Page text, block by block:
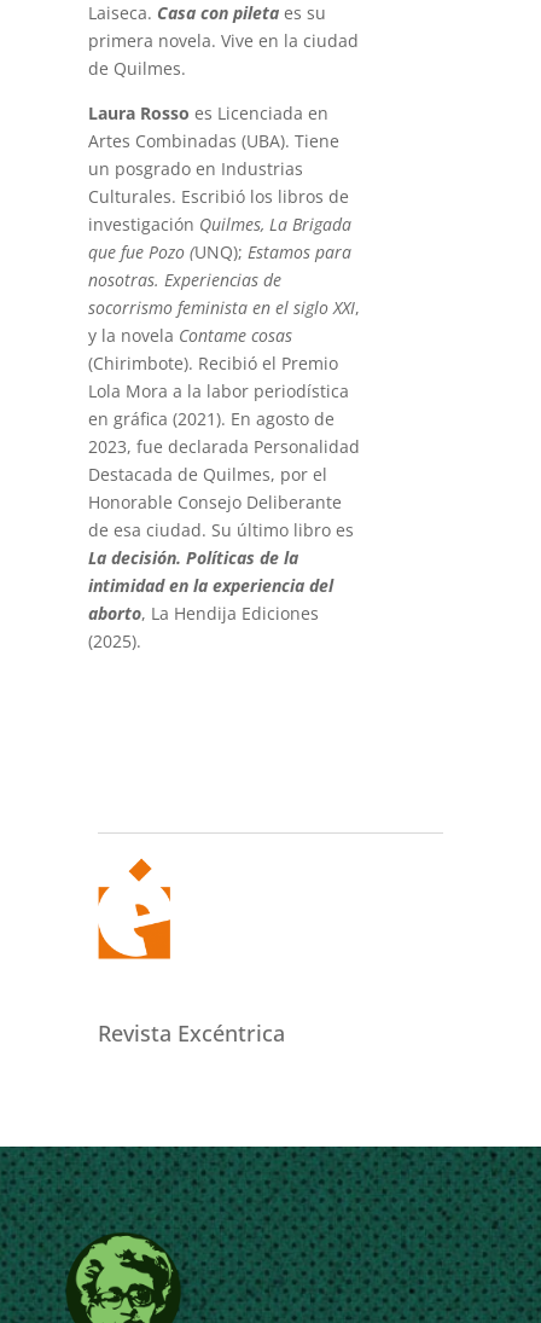
Laiseca. Casa con pileta es su
primera novela. Vive en la ciudad
de Quilmes.
Laura Rosso es Licenciada en
Artes Combinadas (UBA). Tiene
un posgrado en Industrias
Culturales. Escribió los libros de
investigación Quilmes, La Brigada
que fue Pozo (UNQ);Estamos para
nosotras. Experiencias de
socorrismo feminista en el siglo XXI,
y la novela Contame cosas
(Chirimbote). Recibió el Premio
Lola Mora a la labor periodística
en gráfica (2021). En agosto de
2023, fue declarada Personalidad
Destacada de Quilmes, por el
Honorable Consejo Deliberante
de esa ciudad. Su último libro es
La decisión. Políticas de la
intimidad en la experiencia del
aborto, La Hendija Ediciones
(2025).
Revista Excéntrica